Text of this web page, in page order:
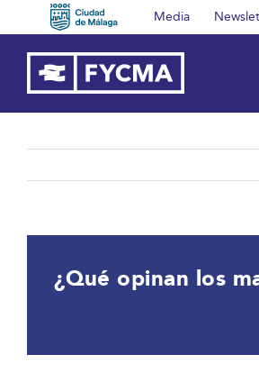
al
contenido
Media
¿Qué opinan los